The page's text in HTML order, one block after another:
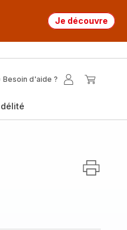
Je découvre
Besoin d'aide ?
Mon